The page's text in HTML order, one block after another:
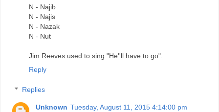
N - Najib
N - Najis
N - Nazak
N - Nut
Jim Reeves used to sing "He''ll have to go".
Reply
Replies
Unknown Tuesday, August 11, 2015 4:14:00 pm